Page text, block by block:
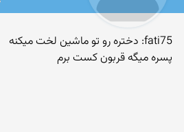
fati75: دختره رو تو ماشین لخت میکنه
پسره میگه قربون کست برم